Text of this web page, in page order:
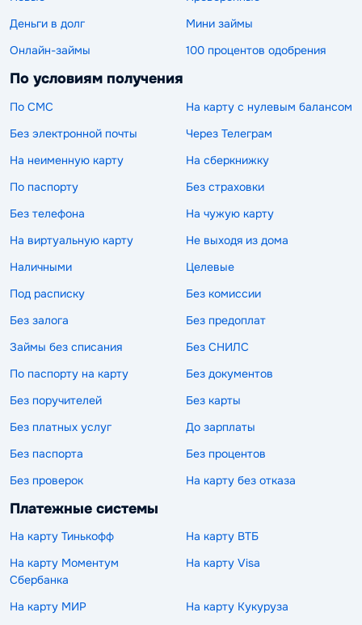
Деньги в долг
Мини займы
Онлайн-займы
100 процентов одобрения
По условиям получения
По СМС
На карту с нулевым балансом
Без электронной почты
Через Телеграм
На неименную карту
На сберкнижку
По паспорту
Без страховки
Без телефона
На чужую карту
На виртуальную карту
Не выходя из дома
Наличными
Целевые
Под расписку
Без комиссии
Без залога
Без предоплат
Займы без списания
Без СНИЛС
По паспорту на карту
Без документов
Без поручителей
Без карты
Без платных услуг
До зарплаты
Без паспорта
Без процентов
Без проверок
На карту без отказа
Платежные системы
На карту Тинькофф
На карту ВТБ
На карту Моментум
Сбербанка
На карту Visa
На карту МИР
На карту Кукуруза